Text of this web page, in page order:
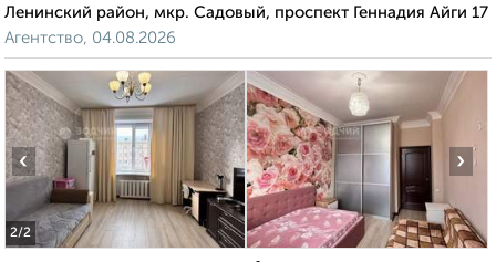
Ленинский район, мкр. Садовый, проспект Геннадия Айги 17
Агентство, 04.08.2026
2/2
‹ ›